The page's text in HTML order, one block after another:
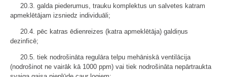
20.3. galda piederumus, trauku komplektus un salvetes katram
apmeklētājam izsniedz individuāli;
20.4. pēc katras ēdienreizes (katra apmeklētāja) galdiņus
dezinficē;
20.5. tiek nodrošināta regulāra telpu mehāniskā ventilācija
(nodrošinot ne vairāk kā 1000 ppm) vai tiek nodrošināta nepārtraukta